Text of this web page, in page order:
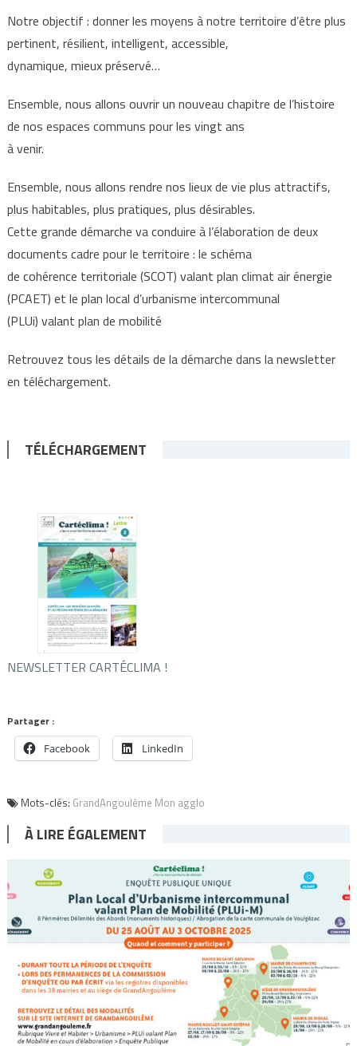
Notre objectif : donner les moyens à notre territoire d’être plus
pertinent, résilient, intelligent, accessible,
dynamique, mieux préservé…
Ensemble, nous allons ouvrir un nouveau chapitre de l’histoire
de nos espaces communs pour les vingt ans
à venir.
Ensemble, nous allons rendre nos lieux de vie plus attractifs,
plus habitables, plus pratiques, plus désirables.
Cette grande démarche va conduire à l’élaboration de deux
documents cadre pour le territoire : le schéma
de cohérence territoriale (SCOT) valant plan climat air énergie
(PCAET) et le plan local d’urbanisme intercommunal
(PLUi) valant plan de mobilité
Retrouvez tous les détails de la démarche dans la newsletter
en téléchargement.
TÉLÉCHARGEMENT
NEWSLETTER CARTÉCLIMA !
Partager :
Facebook LinkedIn
Mots-clés: GrandAngoulême Mon agglo
À LIRE ÉGALEMENT